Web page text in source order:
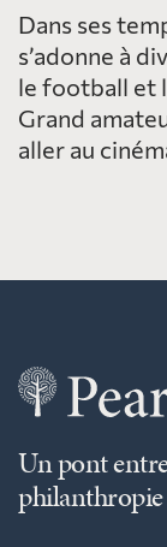
Dans ses
s’adonne à
le football et
Grand
aller au
Un pont
philanthropie